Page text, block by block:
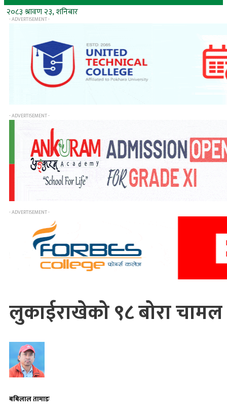
२०८३ श्रावण २३, शनिबार
- ADVERTISEMENT -
- ADVERTISEMENT -
- ADVERTISEMENT -
लुकाईराखेको ९८ बोरा चामल
बबिलाल तामाङ